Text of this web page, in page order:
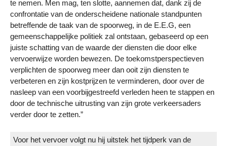
te nemen. Men mag, ten slotte, aannemen dat, dank zij de
confrontatie van de onderscheidene nationale standpunten
betreffende de taak van de spoorweg, in de E.E.G, een
gemeenschappelijke politiek zal ontstaan, gebaseerd op een
juiste schatting van de waarde der diensten die door elke
vervoerwijze worden bewezen. De toekomstperspectieven
verplichten de spoorweg meer dan ooit zijn diensten te
verbeteren en zijn kostprijzen te verminderen, door over de
nasleep van een voorbijgestreefd verleden heen te stappen en
door de technische uitrusting van zijn grote verkeersaders
verder door te zetten.”
Voor het vervoer volgt nu hij uitstek het tijdperk van de